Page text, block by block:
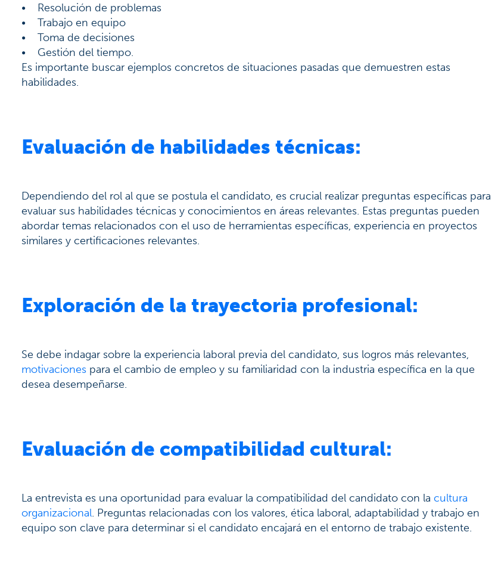
• Resolución de problemas
• Trabajo en equipo
• Toma de decisiones
• Gestión del tiempo.
Es importante buscar ejemplos concretos de situaciones pasadas que demuestren estas
habilidades.
Evaluación de habilidades técnicas:
Dependiendo del rol al que se postula el candidato, es crucial realizar preguntas específicas para
evaluar sus habilidades técnicas y conocimientos en áreas relevantes. Estas preguntas pueden
abordar temas relacionados con el uso de herramientas específicas, experiencia en proyectos
similares y certificaciones relevantes.
Exploración de la trayectoria profesional:
Se debe indagar sobre la experiencia laboral previa del candidato, sus logros más relevantes,
motivaciones para el cambio de empleo y su familiaridad con la industria específica en la que
desea desempeñarse.
Evaluación de compatibilidad cultural:
La entrevista es una oportunidad para evaluar la compatibilidad del candidato con la cultura
organizacional. Preguntas relacionadas con los valores, ética laboral, adaptabilidad y trabajo en
equipo son clave para determinar si el candidato encajará en el entorno de trabajo existente.